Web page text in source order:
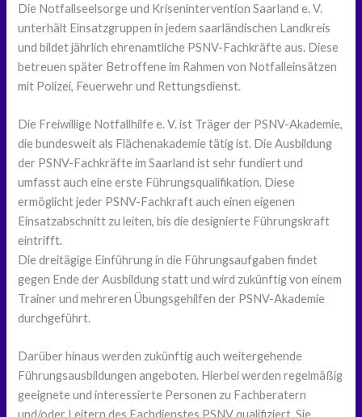
Die Notfallseelsorge und Krisenintervention Saarland e. V.
unterhält Einsatzgruppen in jedem saarländischen Landkreis
und bildet jährlich ehrenamtliche PSNV-Fachkräfte aus. Diese
betreuen später Betroffene im Rahmen von Notfalleinsätzen
mit Polizei, Feuerwehr und Rettungsdienst.
Die Freiwillige Notfallhilfe e. V. ist Träger der PSNV-Akademie,
die bundesweit als Flächenakademie tätig ist. Die Ausbildung
der PSNV-Fachkräfte im Saarland ist sehr fundiert und
umfasst auch eine erste Führungsqualifikation. Diese
ermöglicht jeder PSNV-Fachkraft auch einen eigenen
Einsatzabschnitt zu leiten, bis die designierte Führungskraft
eintrifft.
Die dreitägige Einführung in die Führungsaufgaben findet
gegen Ende der Ausbildung statt und wird zukünftig von einem
Trainer und mehreren Übungsgehilfen der PSNV-Akademie
durchgeführt.
Darüber hinaus werden zukünftig auch weitergehende
Führungsausbildungen angeboten. Hierbei werden regelmäßig
geeignete und interessierte Personen zu Fachberatern